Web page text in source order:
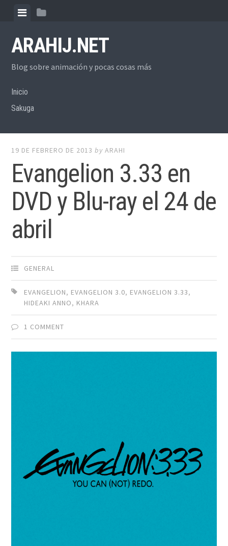
content
ViewView
ARAHIJ.NET
Blog sobre animación y pocas cosas más
Inicio
Sakuga
19 DE FEBRERO DE 2013 byARAHI
Evangelion 3.33 en
DVD y Blu-ray el 24 de
abril
GENERAL
EVANGELION, EVANGELION 3.0, EVANGELION 3.33,
HIDEAKI ANNO, KHARA
1 COMMENT